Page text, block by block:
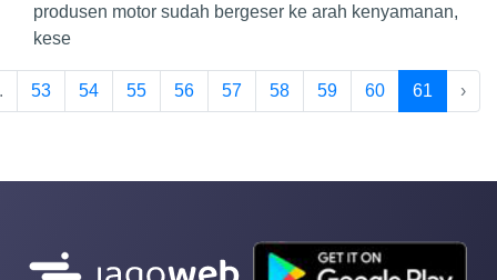
produsen motor sudah bergeser ke arah kenyamanan,
kese
53 54 55 56 57 58 59 60 61 ›